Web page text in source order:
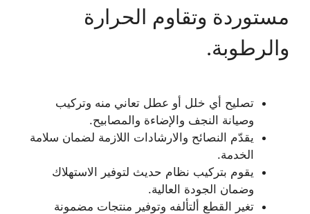
مستوردة وتقاوم الحرارة
والرطوبة.
تصليح أي خلل أو عطل تعاني منه وتركيب
وصيانة النجف والإضاءة والمصابيح.
يقدّم النصائح والارشادات اللازمة لضمان سلامة
الخدمة.
يقوم بتركيب نظام حديث لتوفير الاستهلاك
وضمان الجودة العالية.
تغير القطع ألتألفه وتوفير منتجات مضمونة